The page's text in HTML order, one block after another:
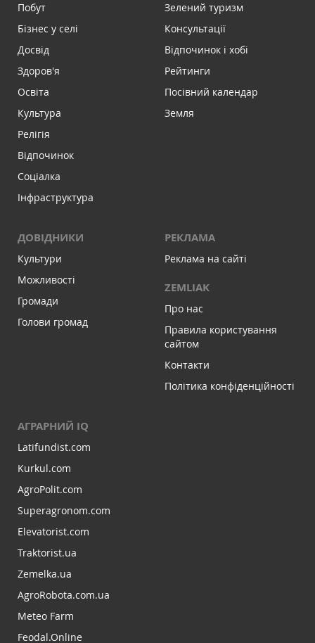
Побут
Бізнес у селі
Досвід
Здоров'я
Освіта
Культура
Релігія
Відпочинок
Соціалка
Інфраструктура
Зелений туризм
Консультації
Відпочинок і хобі
Рейтинги
Посівний календар
Земля
ДОВІДНИКИ
Культури
Можливості
Громади
Голови громад
РЕКЛАМА
Реклама на сайті
ZEMLIAK
Про нас
Правила користування
сайтом
Контакти
Політика конфіденційності
АГРАРНИЙ IQ
Latifundist.com
Kurkul.com
AgroPolit.com
Superagronom.com
Elevatorist.com
Traktorist.ua
Zemelka.ua
AgroRobota.com.ua
Meteo Farm
Feodal.Online